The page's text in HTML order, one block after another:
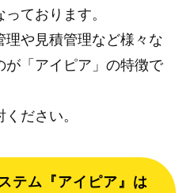
ております。
や見積管理など様々な
が「アイピア」の特徴で
ださい。
テム『アイピア』は